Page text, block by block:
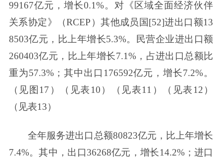
99167亿元，增长0.1%。对《区域全面经济伙伴
关系协定》（RCEP）其他成员国[52]进出口额13
8503亿元，比上年增长5.3%。民营企业进出口额
260403亿元，比上年增长7.1%，占进出口总额比
重为57.3%；其中出口176592亿元，增长7.2%。
（见图17）（见表10）（见表11）（见表12）
（见表13）
全年服务进出口总额80823亿元，比上年增长
7.4%。其中，出口36268亿元，增长14.2%；进口